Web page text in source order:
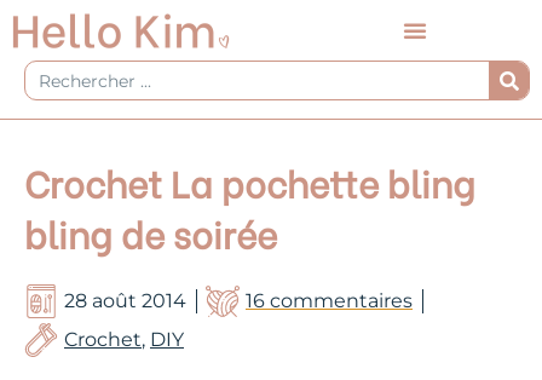
Aller
au
contenu
Rechercher
Crochet La pochette bling
bling de soirée
28 août 2014
16 commentaires
Crochet, DIY